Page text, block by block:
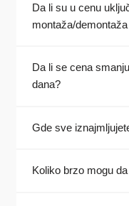
Da li su u cenu
montaža/
Da li se cena
dana?
Gde sve
Koliko brzo mogu